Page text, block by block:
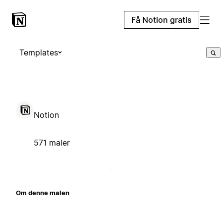
Få Notion gratis
Templates
Notion
571 maler
Om denne malen